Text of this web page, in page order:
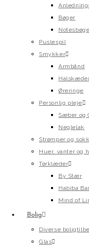
Bøger
Puslespil
Smykker
Armbånd
Øreringe
Personlig pleje
Sæber og
Neglelak
Strømper og
Huer, vanter og
Tørklæder
By Stær
Habiba
Mind of
Bolig
Diverse
Glas